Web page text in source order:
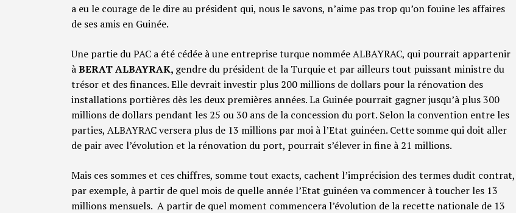
a eu le courage de le dire au président qui, nous le savons, n’aime pas trop qu’on fouine les affaires
de ses amis en Guinée.
Une partie du PAC a été cédée à une entreprise turque nommée ALBAYRAC, qui pourrait appartenir
àBERAT ALBAYRAK, gendre du président de la Turquie et par ailleurs tout puissant ministre du
trésor et des finances. Elle devrait investir plus 200 millions de dollars pour la rénovation des
installations portières dès les deux premières années. La Guinée pourrait gagner jusqu’à plus 300
millions de dollars pendant les 25 ou 30 ans de la concession du port. Selon la convention entre les
parties, ALBAYRAC versera plus de 13 millions par moi à l’Etat guinéen. Cette somme qui doit aller
de pair avec l’évolution et la rénovation du port, pourrait s’élever in fine à 21 millions.
Mais ces sommes et ces chiffres, somme tout exacts, cachent l’imprécision des termes dudit contrat,
par exemple, à partir de quel mois de quelle année l’Etat guinéen va commencer à toucher les 13
millions mensuels. A partir de quel moment commencera l’évolution de la recette nationale de 13